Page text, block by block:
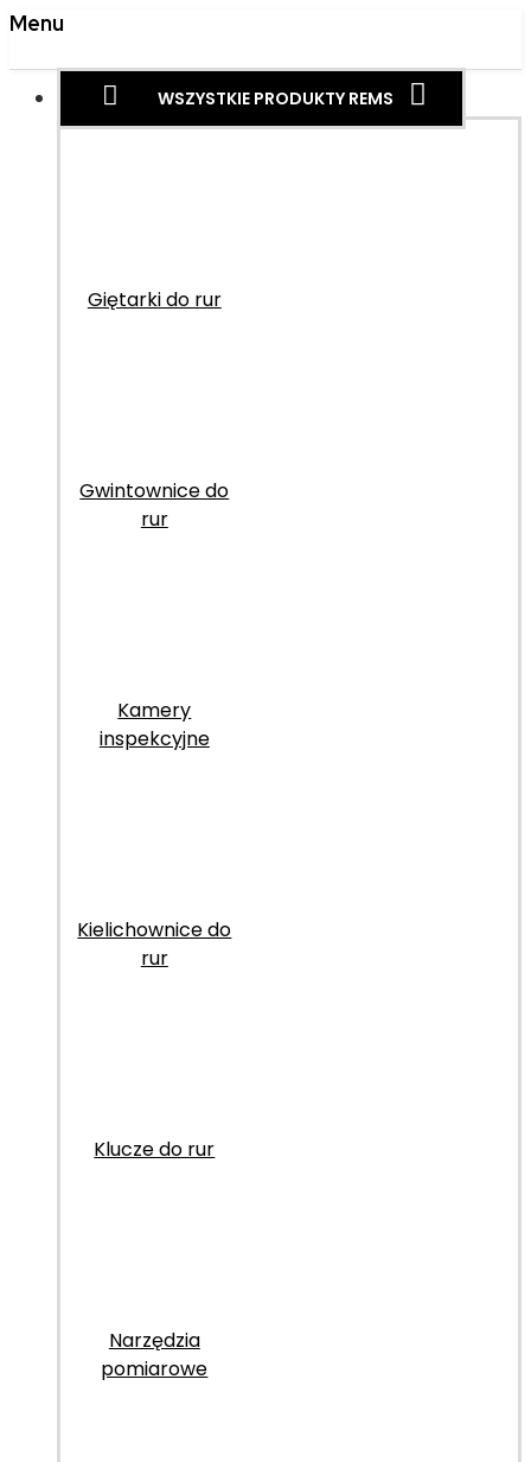
Menu
WSZYSTKIE PRODUKTY REMS
Giętarki do rur
Gwintownice do
rur
Kamery
inspekcyjne
Kielichownice do
rur
Klucze do rur
Narzędzia
pomiarowe